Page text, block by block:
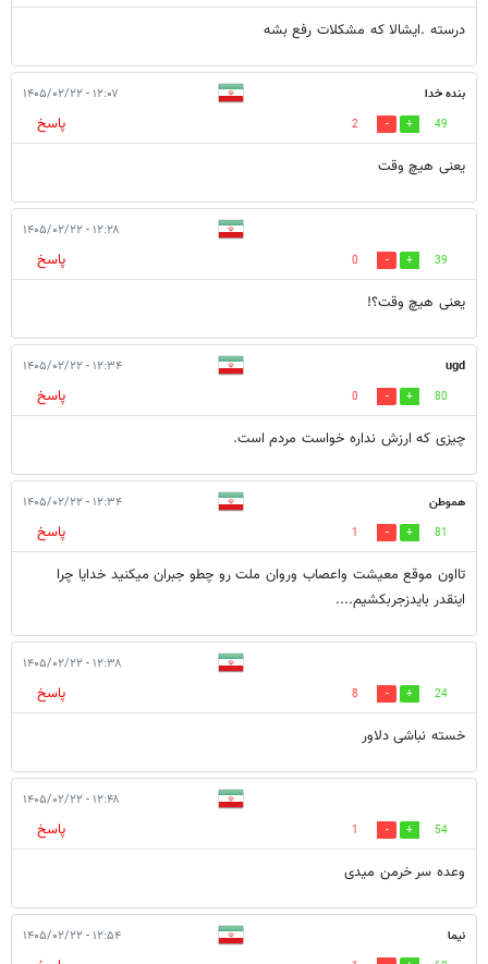
درسته .ایشالا که مشکلات رفع بشه
بنده خدا ۱۲:۰۷ - ۱۴۰۵/۰۲/۲۲
49
2
پاسخ
یعنی هیچ وقت
۱۲:۲۸ - ۱۴۰۵/۰۲/۲۲
39
0
پاسخ
یعنی هیچ وقت؟!
ugd ۱۲:۳۴ - ۱۴۰۵/۰۲/۲۲
80
0
پاسخ
چیزی که ارزش نداره خواست مردم است.
هموطن ۱۲:۳۴ - ۱۴۰۵/۰۲/۲۲
81
1
پاسخ
تااون موقع معیشت واعصاب وروان ملت رو چطو جبران میکنید خدایا چرا
اینقدر بایدزجربکشیم....
۱۲:۳۸ - ۱۴۰۵/۰۲/۲۲
24
8
پاسخ
خسته نباشی دلاور
۱۲:۴۸ - ۱۴۰۵/۰۲/۲۲
54
1
پاسخ
وعده سر خرمن میدی
نیما ۱۲:۵۴ - ۱۴۰۵/۰۲/۲۲